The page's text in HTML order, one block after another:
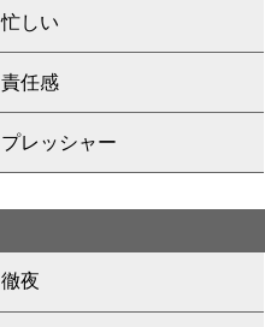
忙しい
責任感
プレッシャー
徹夜